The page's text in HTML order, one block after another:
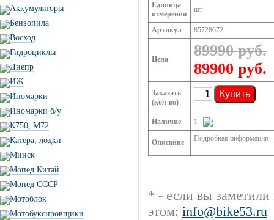
Аккумуляторы
Бензопила
Восход
Гидроциклы
Днепр
ИЖ
Иномарки
Иномарки б/у
К750, М72
Катера, лодки
Минск
Мопед Китай
Мопед СССР
Мотоблок
Мотобуксировщики
Единица
измерения
шт
Артикул 85728672
Цена
89990 руб.
89900 руб.
Заказать
(кол-во)
Купить
Наличие 1
Описание Подробная информация -
* - если вы
этом: info@bike53.ru